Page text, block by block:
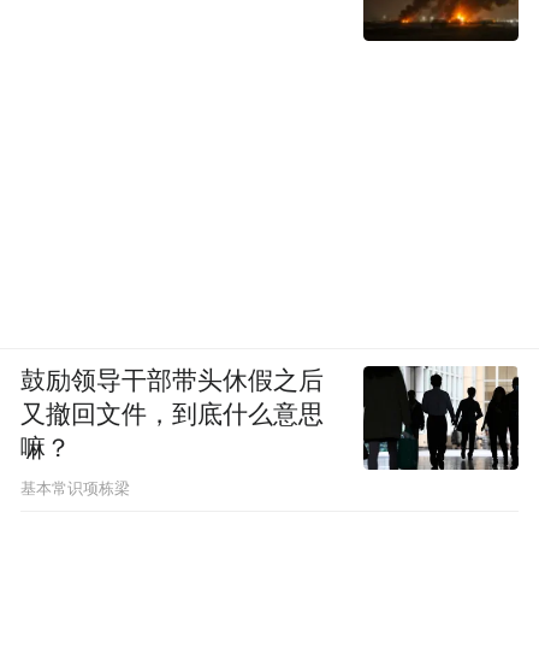
鼓励领导干部带头休假之后
又撤回文件，到底什么意思
嘛？
基本常识项栋梁